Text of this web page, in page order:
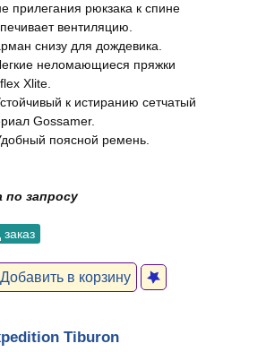
прилегания рюкзака к спине
вентиляцию.
снизу для дождевика.
неломающиеся пряжки
Xlite.
к истиранию сетчатый
Gossamer.
поясной ремень.
по запросу
Добавить в корзину
Tiburon